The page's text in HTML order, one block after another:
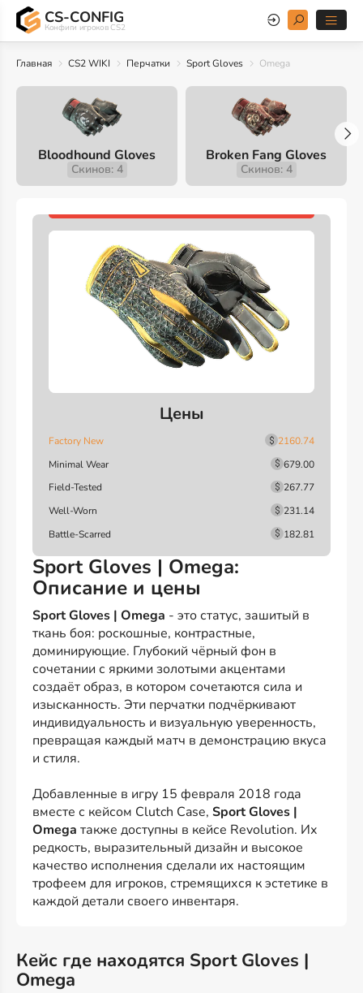
CS-CONFIG
Конфиги игроков CS2
Главная CS2 WIKI Перчатки Sport Gloves Omega
Bloodhound Gloves
Скинов: 4
Broken Fang Gloves
Скинов: 4
Цены
Factory New
2160.74
Minimal Wear
679.00
Field-Tested
267.77
Well-Worn
231.14
Battle-Scarred
182.81
Sport Gloves | Omega:
Описание и цены
Sport Gloves | Omega - это статус, зашитый в
ткань боя: роскошные, контрастные,
доминирующие. Глубокий чёрный фон в
сочетании с яркими золотыми акцентами
создаёт образ, в котором сочетаются сила и
изысканность. Эти перчатки подчёркивают
индивидуальность и визуальную уверенность,
превращая каждый матч в демонстрацию вкуса
и стиля.
Добавленные в игру 15 февраля 2018 года
вместе с кейсом Clutch Case, Sport Gloves |
Omega также доступны в кейсе Revolution. Их
редкость, выразительный дизайн и высокое
качество исполнения сделали их настоящим
трофеем для игроков, стремящихся к эстетике в
каждой детали своего инвентаря.
Кейс где находятся Sport Gloves |
Omega